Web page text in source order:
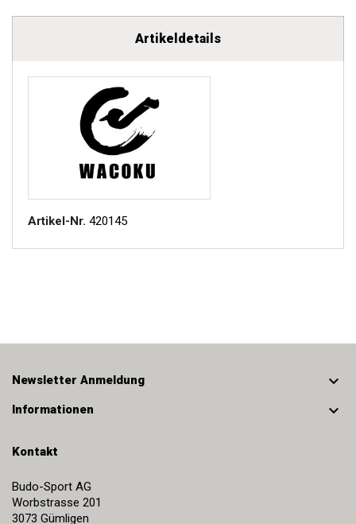
Artikeldetails
Artikel-Nr. 420145
Newsletter Anmeldung 
Informationen 
Kontakt
Budo-Sport AG
Worbstrasse 201
3073 Gümligen